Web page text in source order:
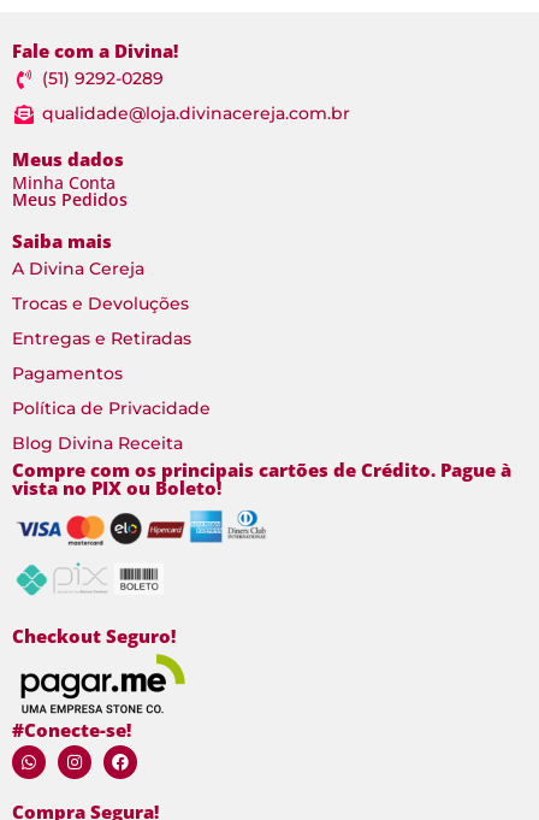
Fale com a Divina!
(51) 9292-0289
qualidade@loja.divinacereja.com.br
Meus dados
Minha Conta
Meus Pedidos
Saiba mais
A Divina Cereja
Trocas e Devoluções
Entregas e Retiradas
Pagamentos
Política de Privacidade
Blog Divina Receita
Compre com os principais cartões de Crédito. Pague à
vista no PIX ou Boleto!
Checkout Seguro!
#Conecte-se!
Compra Segura!